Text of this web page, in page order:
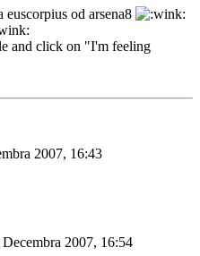
euscorpius od arsena8
and click on "I'm feeling
2007, 16:43
Decembra 2007, 16:54